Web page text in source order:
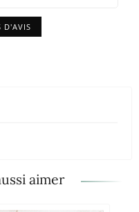
D'AVIS
aimer